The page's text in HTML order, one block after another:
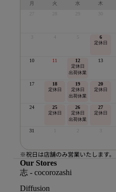
月 火 水 木
4 6
定休日
10 11 12
定休日
出荷休業
13
17 18
定休日
19
定休日
出荷休業
20
定休日
24 25
定休日
26
定休日
出荷休業
27
定休日
31 1
※祝日は店舗のみ営業いたします。
Our Stores
志 - cocorozashi
Diffusion